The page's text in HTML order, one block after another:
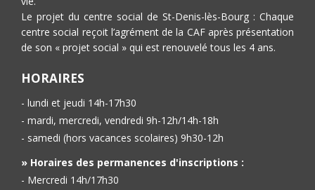
Le projet du centre social de St-Denis-lès-Bourg : Chaque
centre social reçoit l’agrément de la CAF après présentation
de son « projet social » qui est renouvelé tous les 4 ans.
HORAIRES
- lundi et jeudi 14h-17h30
- mardi, mercredi, vendredi 9h-12h/14h-18h
- samedi (hors vacances scolaires) 9h30-12h
» Horaires des permanences d'inscriptions :
- Mercredi 14h/17h30